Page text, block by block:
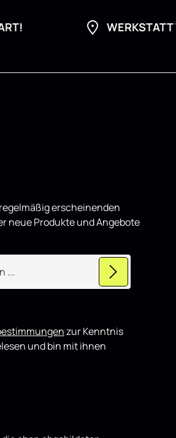
WERKSTATT
erscheinenden
neue Produkte und Angebote
zur Kenntnis
und bin mit ihnen